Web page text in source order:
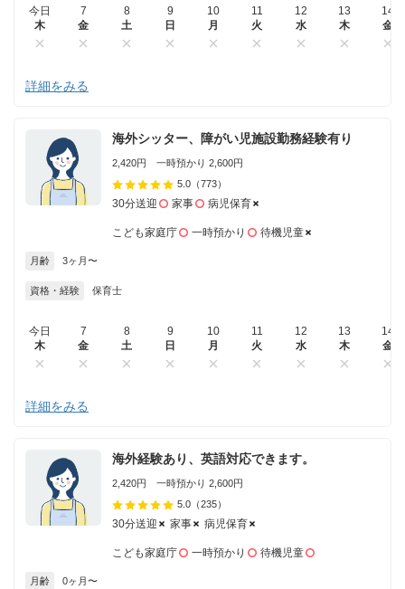
今日
木
7
金
8
土
9
日
10
月
11
火
12
水
13
木
14
金
詳細をみる
海外シッター、障がい児施設勤務経験有り
2,420円 一時預かり 2,600円
5.0 （773）
30分送迎 家事 病児保育
こども家庭庁 一時預かり 待機児童
月齢 3ヶ月〜
資格・経験 保育士
今日
木
7
金
8
土
9
日
10
月
11
火
12
水
13
木
14
金
詳細をみる
海外経験あり、英語対応できます。
2,420円 一時預かり 2,600円
5.0 （235）
30分送迎 家事 病児保育
こども家庭庁 一時預かり 待機児童
月齢 0ヶ月〜